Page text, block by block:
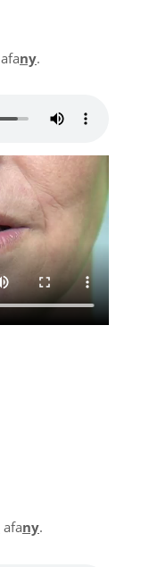
afany.
afany.